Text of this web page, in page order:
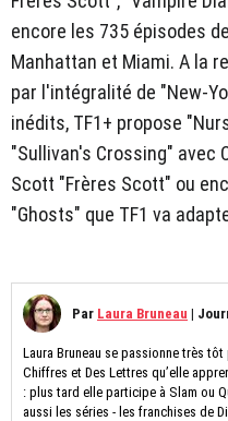
encore les 735 épisodes
Manhattan et Miami. A la
par l'intégralité de "New-
inédits, TF1+ propose
"Sullivan's Crossing" avec
Scott "Frères Scott" ou
"Ghosts" que TF1 va
Par Laura Bruneau |
Laura Bruneau se passionne très
Chiffres et Des Lettres qu’elle
: plus tard elle participe à Slam ou
aussi les séries - les franchises de